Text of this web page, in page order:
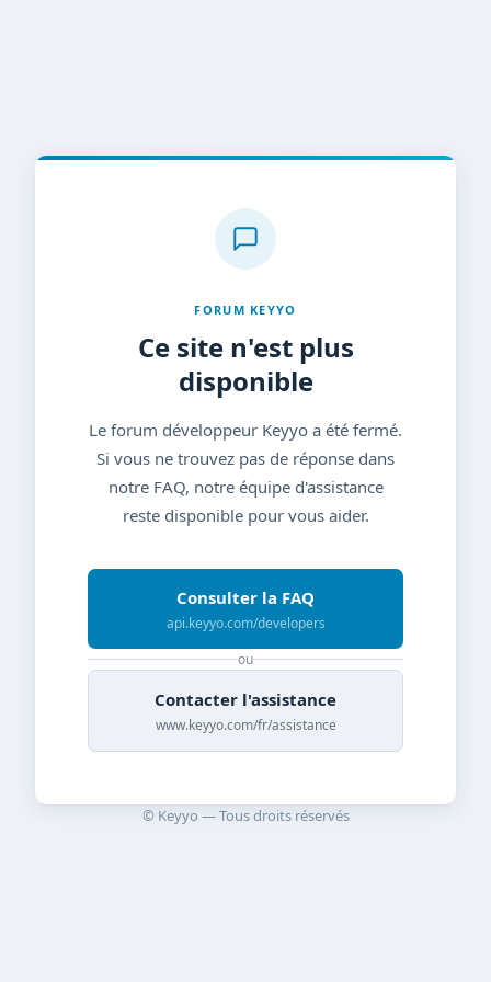
FORUM KEYYO
Ce site n'est plus
disponible
Le forum développeur Keyyo a été fermé.
Si vous ne trouvez pas de réponse dans
notre FAQ, notre équipe d'assistance
reste disponible pour vous aider.
Consulter la FAQ
api.keyyo.com/developers
ou
Contacter l'assistance
www.keyyo.com/fr/assistance
© Keyyo — Tous droits réservés